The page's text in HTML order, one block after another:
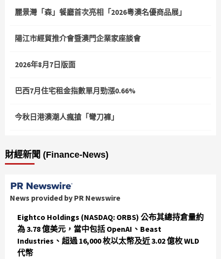
麗景灣「森」餐廳首次亮相「2026粵澳名優商品展」
陽江市經貿推介會暨澳門企業家座談會
2026年8月7日版面
巴西7月住宅租金指數單月勁漲0.66%
今秋日港澳潮人瘋搶「彎刀褲」
財經新聞 (Finance-News)
News provided by PR Newswire
Eightco Holdings (NASDAQ: ORBS) 公布其總持倉量約
為 3.78 億美元，當中包括 OpenAI、Beast
Industries、超過 16,000 枚以太幣及近 3.02 億枚 WLD
代幣